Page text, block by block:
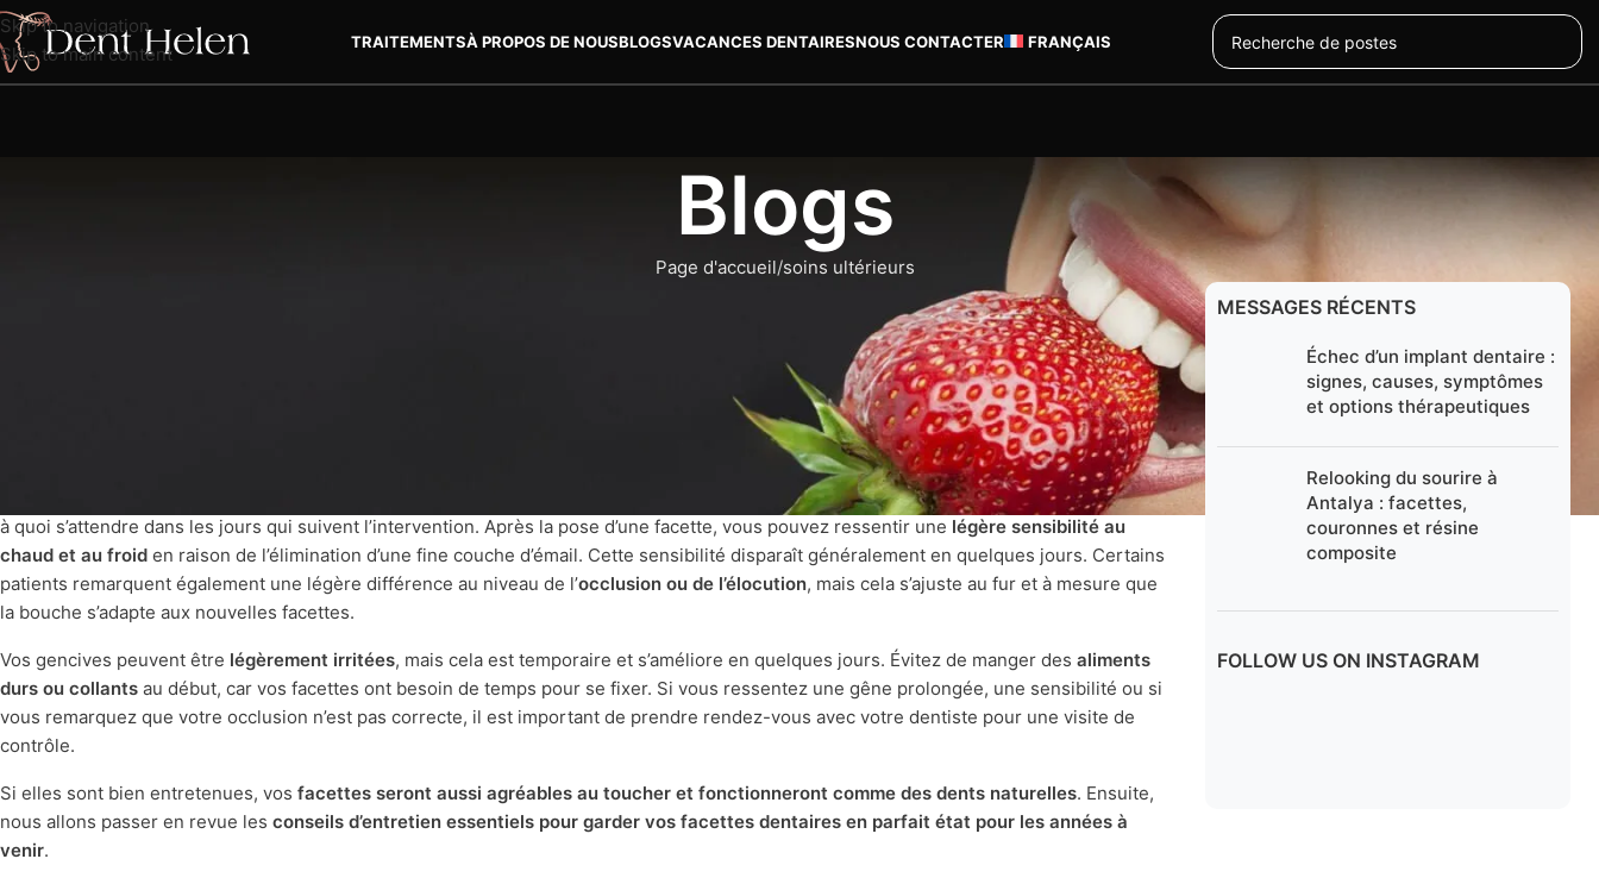
Skip to navigation
Skip to main content
TRAITEMENTSÀ PROPOS DE NOUSBLOGSVACANCES DENTAIRESNOUS CONTACTER FRANÇAIS
Blogs
Page d'accueil soins ultérieurs
Facettes dentaires – Que faut-il savoir ?
À quoi s’attendre après avoir reçu des facettes dentaires ?
est un excellent moyen d’améliorer votre sourire, mais il est important de savoir
à quoi s’attendre dans les jours qui suivent l’intervention. Après la pose d’une facette, vous pouvez ressentir une légère sensibilité au
chaud et au froid en raison de l’élimination d’une fine couche d’émail. Cette sensibilité disparaît généralement en quelques jours. Certains
patients remarquent également une légère différence au niveau de l’occlusion ou de l’élocution, mais cela s’ajuste au fur et à mesure que
la bouche s’adapte aux nouvelles facettes.
Vos gencives peuvent être légèrement irritées, mais cela est temporaire et s’améliore en quelques jours. Évitez de manger des aliments
durs ou collants au début, car vos facettes ont besoin de temps pour se fixer. Si vous ressentez une gêne prolongée, une sensibilité ou si
vous remarquez que votre occlusion n’est pas correcte, il est important de prendre rendez-vous avec votre dentiste pour une visite de
contrôle.
Si elles sont bien entretenues, vos facettes seront aussi agréables au toucher et fonctionneront comme des dents naturelles. Ensuite,
nous allons passer en revue les conseils d’entretien essentiels pour garder vos facettes dentaires en parfait état pour les années à
venir.
MESSAGES RÉCENTS
Échec d’un implant dentaire :
signes, causes, symptômes
et options thérapeutiques
Relooking du sourire à
Antalya : facettes,
couronnes et résine
composite
FOLLOW US ON INSTAGRAM